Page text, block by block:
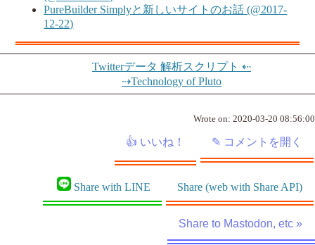
PureBuilder Simplyと新しいサイトのお話 (@2017-
12-22)
Twitterデータ 解析スクリプト ⇠
⇢Technology of Pluto
Wrote on: 2020-03-20 08:56:00
Share with LINE Share (web with Share API)
Share to Mastodon, etc »